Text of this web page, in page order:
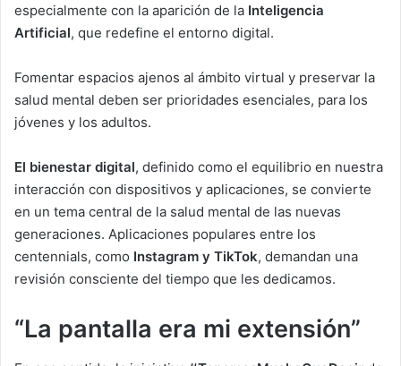
especialmente con la aparición de la Inteligencia
Artificial, que redefine el entorno digital.
Fomentar espacios ajenos al ámbito virtual y preservar la
salud mental deben ser prioridades esenciales, para los
jóvenes y los adultos.
El bienestar digital, definido como el equilibrio en nuestra
interacción con dispositivos y aplicaciones, se convierte
en un tema central de la salud mental de las nuevas
generaciones. Aplicaciones populares entre los
centennials, como Instagram y TikTok, demandan una
revisión consciente del tiempo que les dedicamos.
“La pantalla era mi extensión”